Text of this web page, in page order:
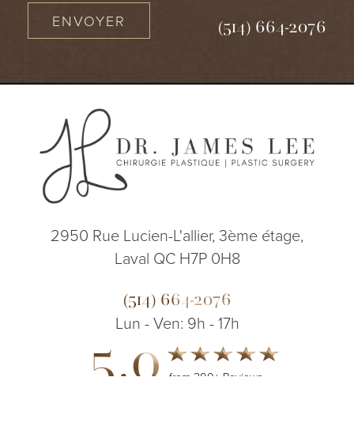
ENVOYER (514) 664-2076
2950 Rue Lucien-L'allier, 3ème étage,
Laval QC H7P 0H8
(514) 664-2076
Lun - Ven: 9h - 17h
5.0 from 200+ Reviews